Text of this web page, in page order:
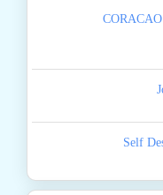
Self